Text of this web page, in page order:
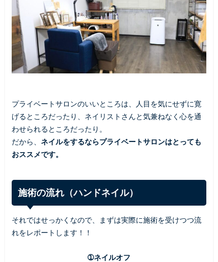
プライベートサロンのいいところは、人目を気にせずに寛
げるところだったり、ネイリストさんと気兼ねなく心を通
わせられるところだったり。
だから、 ネイルをするならプライベートサロンはとっても
おススメです。
施術の流れ（ハンドネイル）
それではせっかくなので、まずは実際に施術を受けつつ流
れをレポートします！！
➀ネイルオフ